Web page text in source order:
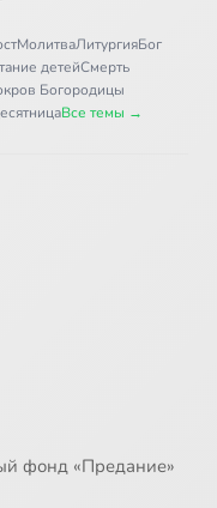
МолитваЛитургияБог
детейСмерть
Богородицы
Все темы →
фонд «Предание»